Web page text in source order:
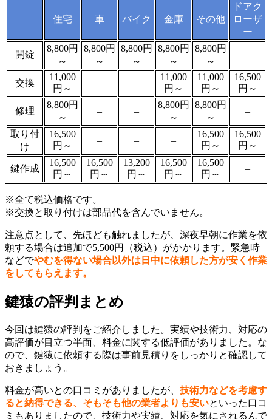
住宅 車 バイク 金庫 その他
ドアク
ローザ
ー
開錠
8,800円
～
8,800円
～
8,800円
～
8,800円
～
8,800円
～
–
交換
11,000
円～
– –
11,000
円～
11,000
円～
16,500
円～
修理
8,800円
～
– –
8,800円
～
8,800円
～
–
取り付
け
16,500
円～
– – –
16,500
円～
16,500
円～
鍵作成
16,500
円～
16,500
円～
13,200
円～
16,500
円～
16,500
円～
–
※全て税込価格です。
※交換と取り付けは部品代を含んでいません。
注意点として、先ほども触れましたが、深夜早朝に作業を依
頼する場合は追加で5,500円（税込）がかかります。緊急時
などでやむを得ない場合以外は日中に依頼した方が安く作業
をしてもらえます。
鍵猿の評判まとめ
今回は鍵猿の評判をご紹介しました。実績や技術力、対応の
高評価が目立つ半面、料金に関する低評価がありました。な
ので、鍵猿に依頼する際は事前見積りをしっかりと確認して
おきましょう。
料金が高いとの口コミがありましたが、 技術力などを考慮す
ると納得できる、そもそも他の業者よりも安いといった口コ
ミもありましたので、技術力や実績、対応を気にされるんで